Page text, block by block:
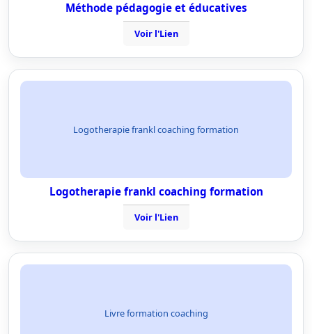
Méthode pédagogie et éducatives
Voir l'Lien
Logotherapie frankl coaching formation
Logotherapie frankl coaching formation
Voir l'Lien
Livre formation coaching